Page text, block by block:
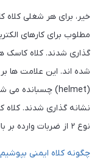
خیر، برای هر شغلی
شده اند. این علامت ها
نوع ۲ از ضربات وارده بر بالا و جوانب سر محافظت می کند.
چگونه کلاه ایمنی